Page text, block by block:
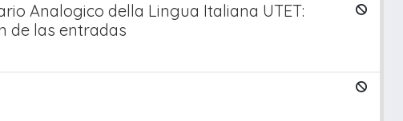
Analogico della Lingua Italiana UTET:
de las entradas